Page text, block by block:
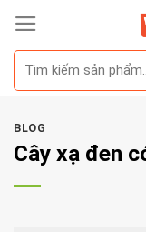
Skip
content
BLOG
Cây xạ đen